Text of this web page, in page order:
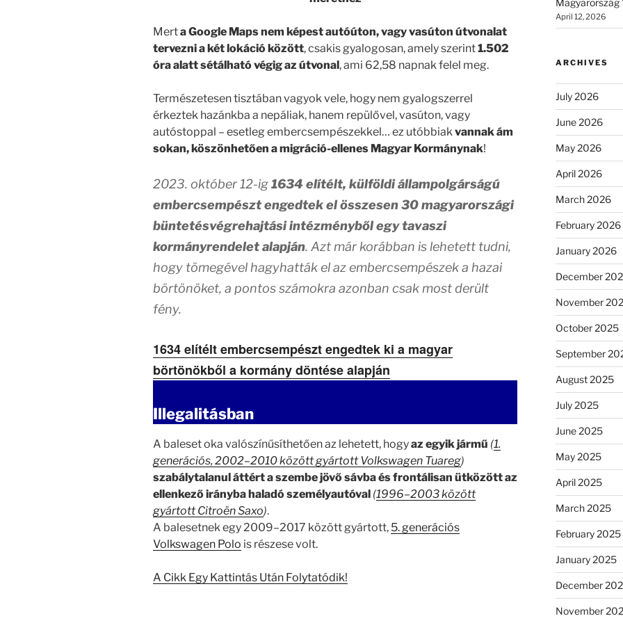
Merta Google Maps nem képest autóúton, vagy vasúton útvonalat
tervezni a két lokáció között, csakis gyalogosan, amely szerint1.502
óra alatt sétálható végig az útvonal, ami 62,58 napnak felel meg.
Természetesen tisztában vagyok vele, hogy nem gyalogszerrel
érkeztek hazánkba a nepáliak, hanem repülővel, vasúton, vagy
autóstoppal – esetleg embercsempészekkel… ez utóbbiakvannak ám
sokan, köszönhetően a migráció-ellenes Magyar Kormánynak!
2023. október 12-ig1634 elítélt, külföldi állampolgárságú
embercsempészt engedtek el összesen 30 magyarországi
büntetésvégrehajtási intézményből egy tavaszi
kormányrendelet alapján. Azt már korábban is lehetett tudni,
hogy tömegével hagyhatták el az embercsempészek a hazai
börtönöket, a pontos számokra azonban csak most derült
fény.
1634 elítélt embercsempészt engedtek ki a magyar
börtönökből a kormány döntése alapján
Illegalitásban
A baleset oka valószínűsíthetően az lehetett, hogyaz egyik jármű (1.
generációs, 2002–2010 között gyártott Volkswagen Tuareg)
szabálytalanul áttért a szembe jövő sávba és frontálisan ütközött az
ellenkező irányba haladó személyautóval (1996–2003 között
gyártott Citroën Saxo).
A balesetnek egy 2009–2017 között gyártott, 5. generációs
Volkswagen Polo is részese volt.
A Cikk Egy Kattintás Után Folytatódik!
April 12, 2026
ARCHIVES
July 2026
June 2026
May 2026
April 2026
March 2026
February 2026
January 2026
December
November
October 2025
September
August 2025
July 2025
June 2025
May 2025
April 2025
March 2025
February 2025
January 2025
December
November